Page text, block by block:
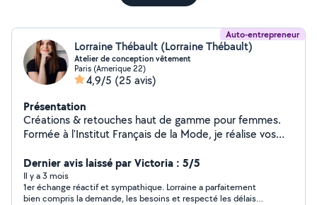
Auto-entrepreneur
Lorraine Thébault (Lorraine Thébault)
Atelier de conception vêtement
Paris (Amerique 22)
4,9/5 (25 avis)
Présentation
Créations & retouches haut de gamme pour femmes.
Formée à l'Institut Français de la Mode, je réalise vos
soin et un savoir-faire reconnu. 1er échange gratuit.
Dernier avis laissé par Victoria : 5/5
Il y a 3 mois
1er échange réactif et sympathique. Lorraine a parfaitement
bien compris la demande, les besoins et respecté les délais